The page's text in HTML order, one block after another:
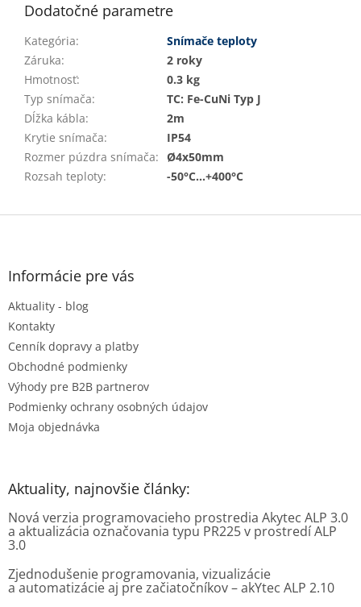
Dodatočné parametre
Kategória:
Snímače teploty
Záruka:
2 roky
Hmotnosť:
0.3 kg
Typ snímača:
TC: Fe-CuNi Typ J
Dĺžka kábla:
2m
Krytie snímača:
IP54
Rozmer púzdra snímača: Ø4x50mm
Rozsah teploty: -50°C...+400°C
Z
Informácie pre vás
Aktuality - blog
Kontakty
Cenník dopravy a platby
Obchodné podmienky
Výhody pre B2B partnerov
Podmienky ochrany osobných údajov
Moja objednávka
Aktuality, najnovšie články:
Nová verzia programovacieho prostredia Akytec ALP 3.0
a aktualizácia označovania typu PR225 v prostredí ALP
3.0
Zjednodušenie programovania, vizualizácie
a automatizácie aj pre začiatočníkov – akYtec ALP 2.10